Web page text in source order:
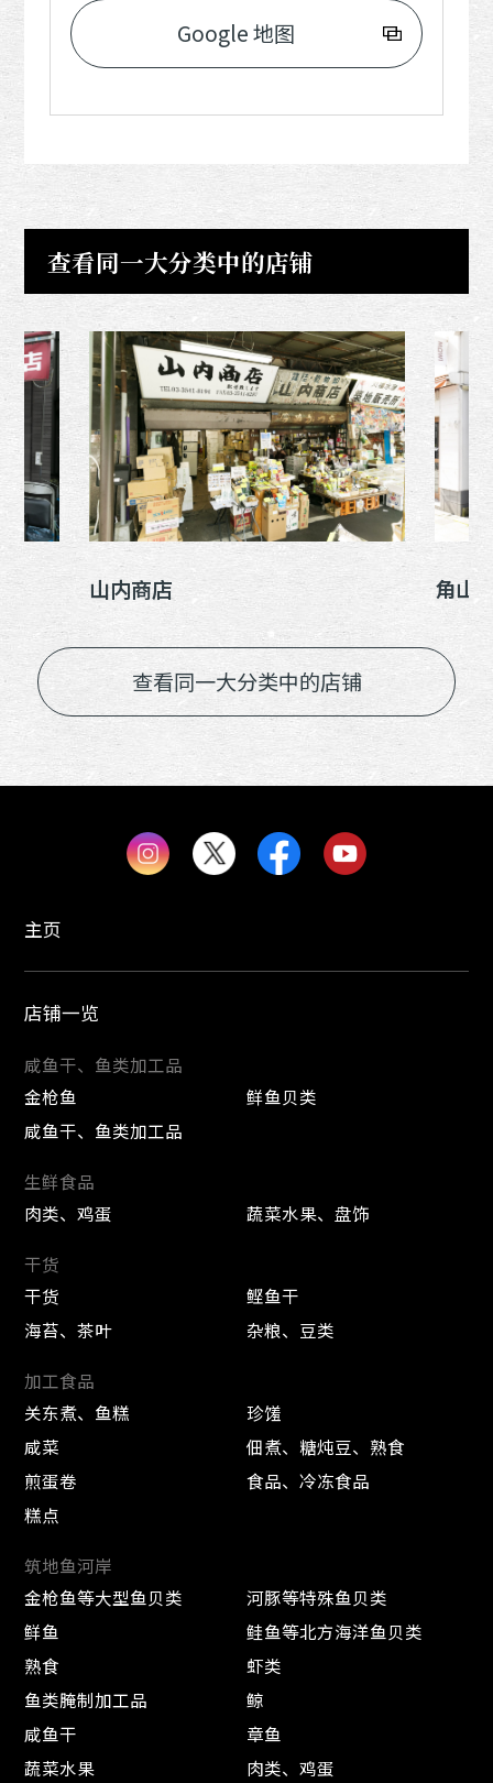
Google 地图
查看同一大分类中的店铺
山内商店 角山
查看同一大分类中的店铺
主页
店铺一览
咸鱼干、鱼类加工品
金枪鱼
鲜鱼贝类
咸鱼干、鱼类加工品
生鲜食品
肉类、鸡蛋
蔬菜水果、盘饰
干货
干货
鲣鱼干
海苔、茶叶
杂粮、豆类
加工食品
关东煮、鱼糕
珍馐
咸菜
佃煮、糖炖豆、熟食
煎蛋卷
食品、冷冻食品
糕点
筑地鱼河岸
金枪鱼等大型鱼贝类
河豚等特殊鱼贝类
鲜鱼
鲑鱼等北方海洋鱼贝类
熟食
虾类
鱼类腌制加工品
鲸
咸鱼干
章鱼
蔬菜水果
肉类、鸡蛋